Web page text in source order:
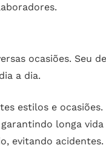
ocasiões. Seu
a dia.
estilos e ocasiões.
longa
evitando acidentes.